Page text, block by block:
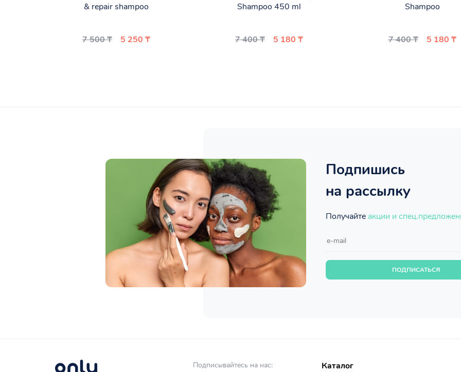
& repair shampoo
7 500 ₸ 5 250 ₸
Shampoo 450 ml
7 400 ₸ 5 180 ₸
Shampoo
7 400 ₸ 5 180 ₸
Подпишись
на рассылку
Получайте акции и
ПОДПИСАТЬСЯ
Подписывайтесь на нас: Каталог